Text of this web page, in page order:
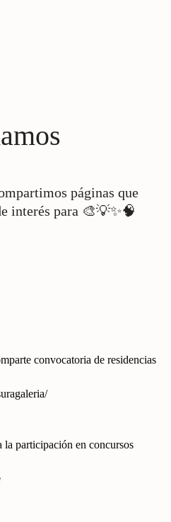
páginas que
interés para 🎨💡✨🧠
convocatoria de residencias
participación en concursos